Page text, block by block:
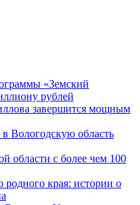
«Земский
рублей
завершится мощным
Вологодскую область
области с более чем 100
родного края: истории о